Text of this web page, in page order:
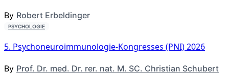
By Robert Erbeldinger
PSYCHOLOGIE
5. Psychoneuroimmunologie-Kongresses (PNI) 2026
By Prof. Dr. med. Dr. rer. nat. M. SC. Christian Schubert